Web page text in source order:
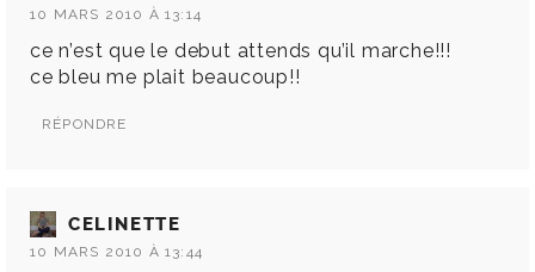
10 MARS 2010 À 13:14
ce n’est que le debut attends qu’il marche!!!
ce bleu me plait beaucoup!!
RÉPONDRE
CELINETTE
10 MARS 2010 À 13:44